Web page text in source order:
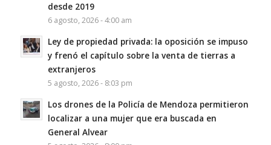
desde 2019
6 agosto, 2026 - 4:00 am
Ley de propiedad privada: la oposición se impuso
y frenó el capítulo sobre la venta de tierras a
extranjeros
5 agosto, 2026 - 8:03 pm
Los drones de la Policía de Mendoza permitieron
localizar a una mujer que era buscada en
General Alvear